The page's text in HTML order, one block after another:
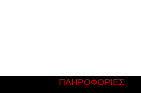
ΠΛΗΡΟΦΟΡΙΕΣ